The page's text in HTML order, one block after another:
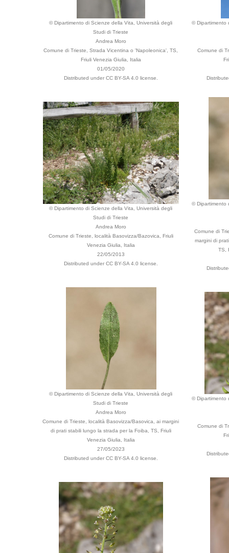
© Dipartimento di Scienze della Vita, Università degli
Studi di Trieste
Andrea Moro
Comune di Trieste, Strada Vicentina o 'Napoleonica', TS,
Friuli Venezia Giulia, Italia
01/05/2020
Distributed under CC BY-SA 4.0 license.
© Dipartimento
Comune di
© Dipartimento di Scienze della Vita, Università degli
Studi di Trieste
Andrea Moro
Comune di Trieste, località Basovizza/Bazovica, Friuli
Venezia Giulia, Italia
22/05/2013
Distributed under CC BY-SA 4.0 license.
© Dipartimento
Comune di
margini di
TS,
© Dipartimento di Scienze della Vita, Università degli
Studi di Trieste
Andrea Moro
Comune di Trieste, località Basovizza/Basovica, ai margini
di prati stabili lungo la strada per la Foiba, TS, Friuli
Venezia Giulia, Italia
27/05/2023
Distributed under CC BY-SA 4.0 license.
© Dipartimento
Comune di